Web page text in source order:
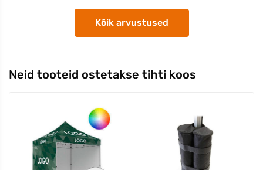
Kõik arvustused
Neid tooteid ostetakse tihti koos